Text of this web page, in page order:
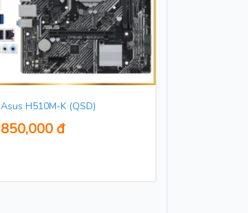
Asus H510M-K (QSD)
850,000 đ